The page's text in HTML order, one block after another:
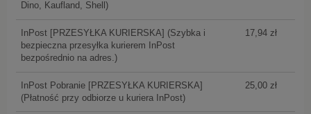
Dino, Kaufland, Shell)
InPost [PRZESYŁKA KURIERSKA] (Szybka i
bezpieczna przesyłka kurierem InPost
bezpośrednio na adres.)
17,94 zł
InPost Pobranie [PRZESYŁKA KURIERSKA]
(Płatność przy odbiorze u kuriera InPost)
25,00 zł